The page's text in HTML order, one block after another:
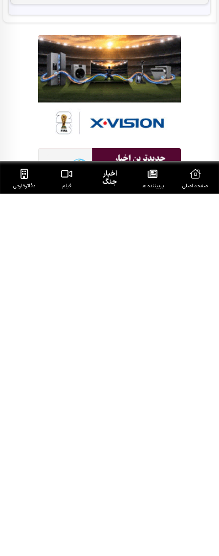
صفحه اصلی پربیننده ها
اخبار
جنگ فیلم دفاتر‌خارجی